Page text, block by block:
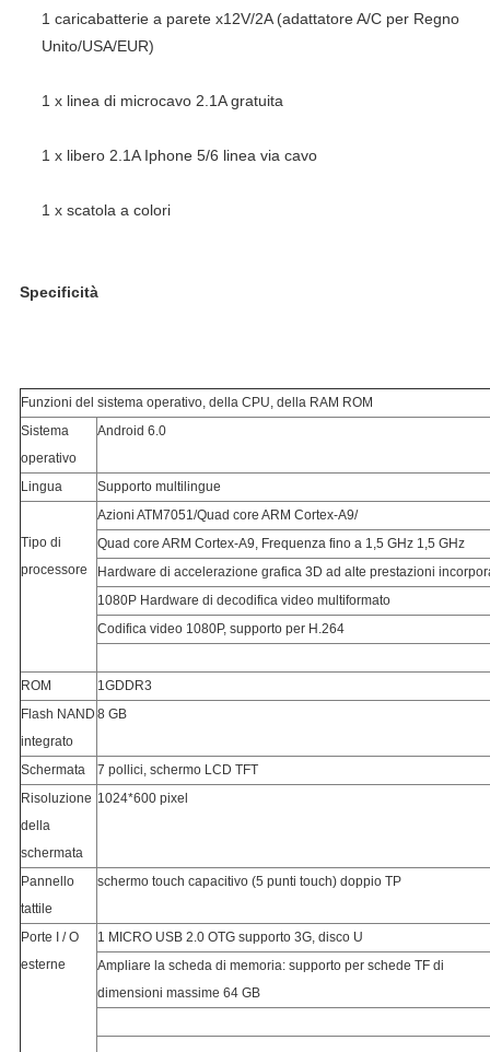
1 caricabatterie a parete x12V/2A (adattatore A/C per Regno
Unito/USA/EUR)
1 x linea di microcavo 2.1A gratuita
1 x libero 2.1A Iphone 5/6 linea via cavo
1 x scatola a colori
Specificità
Funzioni del sistema operativo, della CPU, della RAM ROM
Sistema
operativo
Android 6.0
Lingua Supporto multilingue
Tipo di
processore
Azioni ATM7051/Quad core ARM Cortex-A9/
Quad core ARM Cortex-A9, Frequenza fino a 1,5 GHz 1,5 GHz
Hardware di accelerazione grafica 3D ad alte prestazioni
1080P Hardware di decodifica video multiformato
Codifica video 1080P, supporto per H.264
ROM
1GDDR3
Flash NAND
integrato
8 GB
Schermata
7 pollici, schermo LCD TFT
Risoluzione
della
schermata
1024*600 pixel
Pannello
tattile
schermo touch capacitivo (5 punti touch) doppio TP
Porte I / O
esterne
1 MICRO USB 2.0 OTG supporto 3G, disco U
Ampliare la scheda di memoria: supporto per schede TF di
dimensioni massime 64 GB